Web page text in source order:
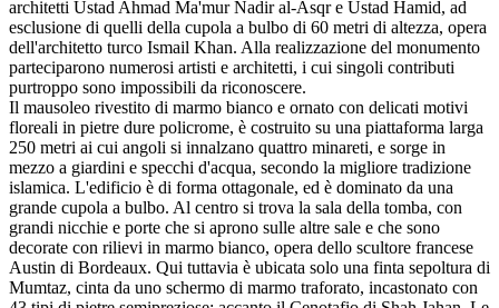
architetti Ustad Ahmad Ma'mur Nadir al-Asqr e Ustad Hamid, ad
esclusione di quelli della cupola a bulbo di 60 metri di altezza, opera
dell'architetto turco Ismail Khan. Alla realizzazione del monumento
parteciparono numerosi artisti e architetti, i cui singoli contributi
purtroppo sono impossibili da riconoscere.
Il mausoleo rivestito di marmo bianco e ornato con delicati motivi
floreali in pietre dure policrome, è costruito su una piattaforma larga
250 metri ai cui angoli si innalzano quattro minareti, e sorge in
mezzo a giardini e specchi d'acqua, secondo la migliore tradizione
islamica. L'edificio è di forma ottagonale, ed è dominato da una
grande cupola a bulbo. Al centro si trova la sala della tomba, con
grandi nicchie e porte che si aprono sulle altre sale e che sono
decorate con rilievi in marmo bianco, opera dello scultore francese
Austin di Bordeaux. Qui tuttavia è ubicata solo una finta sepoltura di
Mumtaz, cinta da uno schermo di marmo traforato, incastonato con